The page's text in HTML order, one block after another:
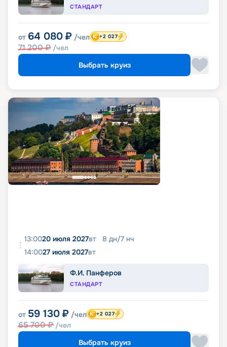
СТАНДАРТ
от 64 080 ₽ /чел
71 200₽ /чел
+2 027
Выбрать круиз
13:0020 июля 2027вт 8 дн/7 нч
14:0027 июля 2027вт
Ф.И. Панферов
СТАНДАРТ
от 59 130 ₽ /чел
65 700₽ /чел
+2 027
Выбрать круиз